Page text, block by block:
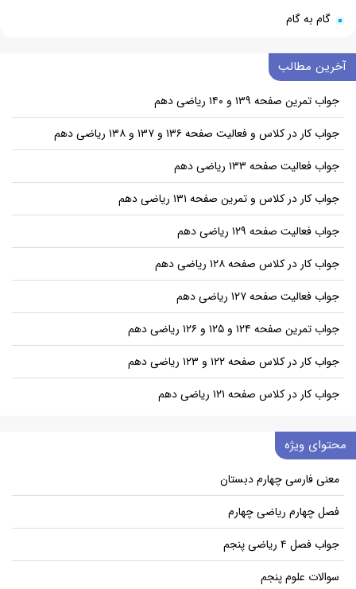
گام به گام
آخرین مطالب
جواب تمرین صفحه ۱۳۹ و ۱۴۰ ریاضی دهم
جواب کار در کلاس و فعالیت صفحه ۱۳۶ و ۱۳۷ و ۱۳۸ ریاضی دهم
جواب فعالیت صفحه ۱۳۳ ریاضی دهم
جواب کار در کلاس و تمرین صفحه ۱۳۱ ریاضی دهم
جواب فعالیت صفحه ۱۲۹ ریاضی دهم
جواب کار در کلاس صفحه ۱۲۸ ریاضی دهم
جواب فعالیت صفحه ۱۲۷ ریاضی دهم
جواب تمرین صفحه ۱۲۴ و ۱۲۵ و ۱۲۶ ریاضی دهم
جواب کار در کلاس صفحه ۱۲۲ و ۱۲۳ ریاضی دهم
جواب کار در کلاس صفحه ۱۲۱ ریاضی دهم
محتوای ویژه
معنی فارسی چهارم دبستان
فصل چهارم ریاضی چهارم
جواب فصل ۴ ریاضی پنجم
سوالات علوم پنجم